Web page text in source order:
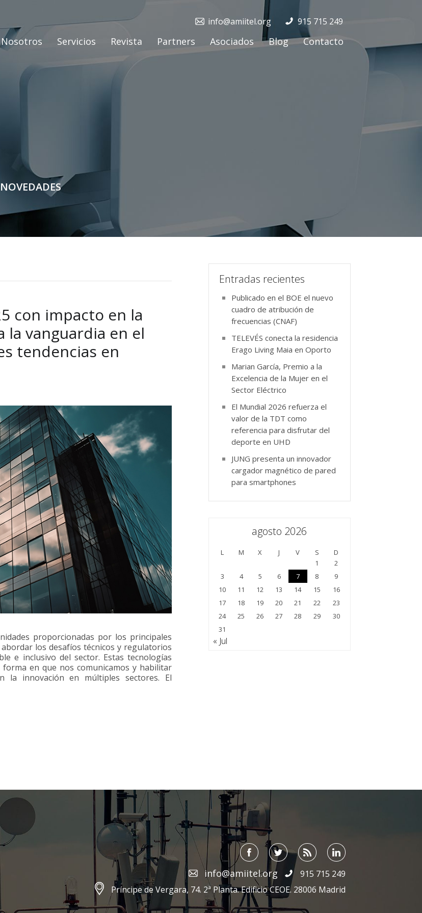
915 715 249
info@amiitel.org
Nosotros Servicios Revista Partners Asociados Blog Contacto
con impacto en la
la vanguardia en el
tendencias en
proporcionadas por los principales
los desafíos técnicos y regulatorios
e inclusivo del sector. Estas tecnologías
en que nos comunicamos y habilitar
la innovación en múltiples sectores. El
Entradas recientes
Publicado en el BOE el nuevo
cuadro de atribución de
frecuencias (CNAF)
TELEVÉS conecta la residencia
Erago Living Maia en Oporto
Marian García, Premio a la
Excelencia de la Mujer en el
Sector Eléctrico
El Mundial 2026 refuerza el
valor de la TDT como
referencia para disfrutar del
deporte en UHD
JUNG presenta un innovador
cargador magnético de pared
para smartphones
agosto 2026
L M X J V S
D
1
2
3
4 5 6 7 8
9
10
11 12 13 14 15
16
17
18 19 20 21 22
23
24
25 26 27 28 29
30
31
« Jul
info@amiitel.org
915 715 249
Príncipe de Vergara, 74. 2ª Planta. Edificio CEOE. 28006 Madrid